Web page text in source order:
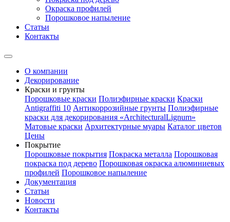
Окраска профилей
Порошковое напыление
Статьи
Контакты
О компании
Декорирование
Краски и грунты
Порошковые краски Полиэфирные краски Краски
Antigraffiti 10 Антикоррозийные грунты Полиэфирные
краски для декорирования «ArchitecturalLignum»
Матовые краски Архитектурные муары Каталог цветов
Цены
Покрытие
Порошковые покрытия Покраска металла Порошковая
покраска под дерево Порошковая окраска алюминиевых
профилей Порошковое напыление
Документация
Статьи
Новости
Контакты